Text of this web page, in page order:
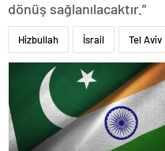
dönüş sağlanılacaktır.”
Hizbullah İsrail Tel Aviv